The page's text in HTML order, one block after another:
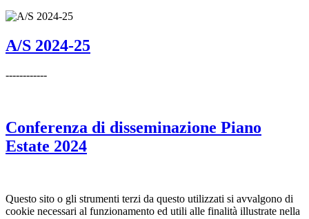
A/S 2024-25
------------
Conferenza di disseminazione Piano
Estate 2024
Questo sito o gli strumenti terzi da questo utilizzati si avvalgono di
cookie necessari al funzionamento ed utili alle finalità illustrate nella